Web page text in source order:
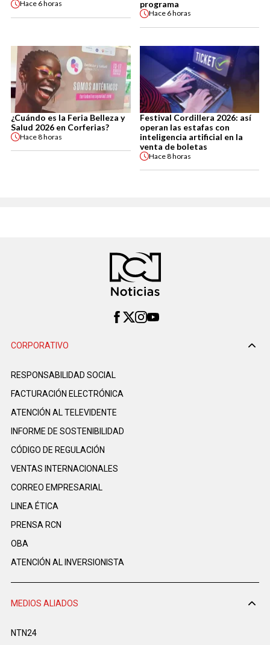
Hace 6 horas
programa
Hace 6 horas
¿Cuándo es la Feria Belleza y
Salud 2026 en Corferias?
Hace8 horas
Festival Cordillera 2026: así
operan las estafas con
inteligencia artificial en la
venta de boletas
Hace8 horas
CORPORATIVO
RESPONSABILIDAD SOCIAL
FACTURACIÓN ELECTRÓNICA
ATENCIÓN AL TELEVIDENTE
INFORME DE SOSTENIBILIDAD
CÓDIGO DE REGULACIÓN
VENTAS INTERNACIONALES
CORREO EMPRESARIAL
LINEA ÉTICA
PRENSA RCN
OBA
ATENCIÓN AL INVERSIONISTA
MEDIOS ALIADOS
NTN24